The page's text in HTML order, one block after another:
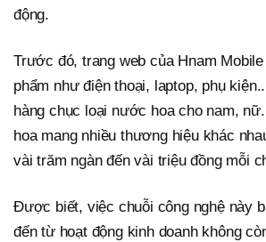
động.
Trước đó, trang web của Hnam
phẩm như điện thoại, laptop, phụ
hàng chục loại nước hoa cho nam,
hoa mang nhiều thương hiệu khác
vài trăm ngàn đến vài triệu đồng mỗi
Được biết, việc chuỗi công nghệ này
đến từ hoạt động kinh doanh không